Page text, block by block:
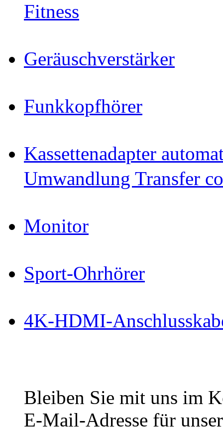
Fitness
Geräuschverstärker
Funkkopfhörer
Kassettenadapter
Umwandlung Transfer
Monitor
Sport-Ohrhörer
4K-HDMI-
Bleiben Sie mit uns im
E-Mail-Adresse für